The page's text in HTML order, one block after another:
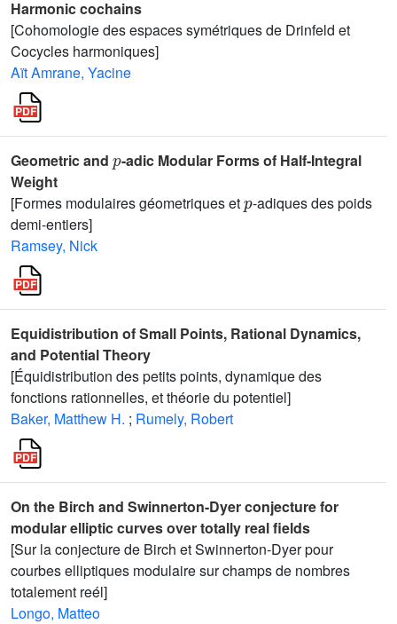
Harmonic cochains
[Cohomologie des espaces symétriques de Drinfeld et
Cocycles harmoniques]
Aït Amrane, Yacine
Geometric and
-adic Modular Forms of Half-Integral
Weight
[Formes modulaires géometriques et -adiques des poids
demi-entiers]
Ramsey, Nick
Equidistribution of Small Points, Rational Dynamics,
and Potential Theory
[Équidistribution des petits points, dynamique des
fonctions rationnelles, et théorie du potentiel]
Baker, Matthew H. ; Rumely, Robert
On the Birch and Swinnerton-Dyer conjecture for
modular elliptic curves over totally real fields
[Sur la conjecture de Birch et Swinnerton-Dyer pour
courbes elliptiques modulaire sur champs de nombres
totalement reél]
Longo, Matteo